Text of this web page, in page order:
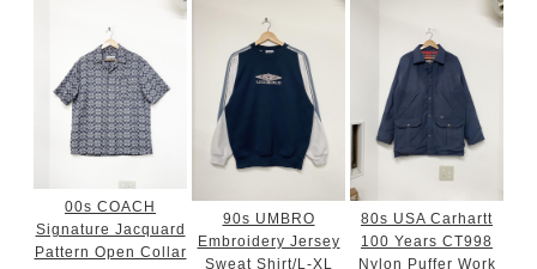
00s COACH
Signature Jacquard
Pattern Open Collar
90s UMBRO
Embroidery Jersey
Sweat Shirt/L-XL
80s USA Carhartt
100 Years CT998
Nylon Puffer Work